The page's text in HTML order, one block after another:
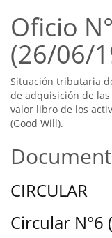
Oficio
(26/06/
Situación tributaria
de adquisición de
valor libro de los
(Good Will).
CIRCULAR
Circular